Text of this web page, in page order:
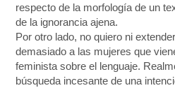
respecto de la morfología de un
de la ignorancia ajena.
Por otro lado, no quiero ni
demasiado a las mujeres que
feminista sobre el lenguaje.
búsqueda incesante de una